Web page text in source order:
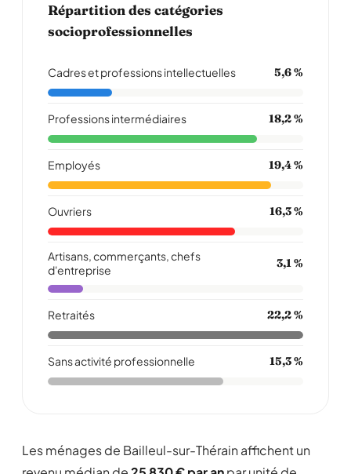
Répartition des catégories
socioprofessionnelles
Cadres et professions intellectuelles 5,6 %
Professions intermédiaires 18,2 %
Employés 19,4 %
Ouvriers 16,3 %
Artisans, commerçants, chefs
d'entreprise
3,1 %
Retraités 22,2 %
Sans activité professionnelle 15,3 %
Les ménages de Bailleul-sur-Thérain affichent un